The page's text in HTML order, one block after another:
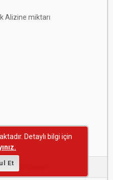
Alizine miktarı
İlaçlar
Detaylı bilgi için
Et